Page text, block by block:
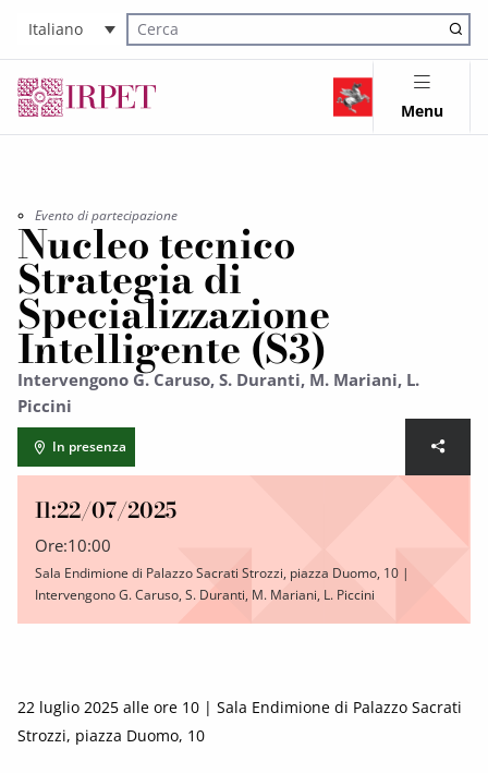
Italiano
Cerca nel sito
Menu
Evento di partecipazione
Nucleo tecnico
Strategia di
Specializzazione
Intelligente (S3)
Intervengono G. Caruso, S. Duranti, M. Mariani, L.
Piccini
In presenza
Il:22/07/2025
Ore:10:00
Sala Endimione di Palazzo Sacrati Strozzi, piazza Duomo, 10 |
Intervengono G. Caruso, S. Duranti, M. Mariani, L. Piccini
22 luglio 2025 alle ore 10 | Sala Endimione di Palazzo Sacrati
Strozzi, piazza Duomo, 10